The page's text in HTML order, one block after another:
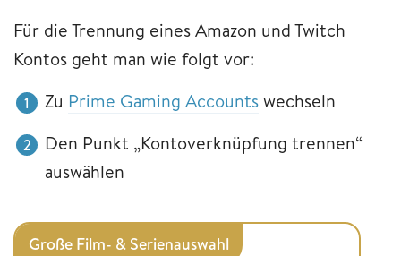
Für die Trennung eines Amazon und Twitch
Kontos geht man wie folgt vor:
Zu Prime Gaming Accountswechseln
Den Punkt „Kontoverknüpfung trennen“
auswählen
Große Film- & Serienauswahl